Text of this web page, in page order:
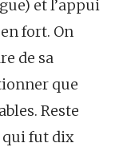
et l’appui
fort. On
de sa
que
Reste
qui fut dix